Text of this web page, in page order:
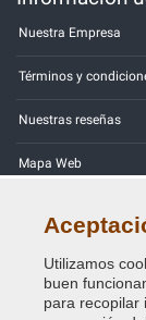
Nuestra Empresa
Términos y
Nuestras reseñas
Mapa Web
Política de Privacidad
Utilizamos
buen
para recopilar